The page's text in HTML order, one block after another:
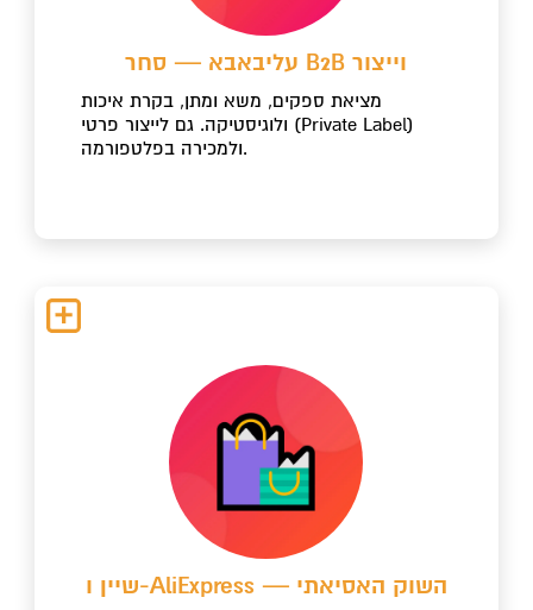
עליבאבא — סחר B2B וייצור
מציאת ספקים, משא ומתן, בקרת איכות
ולוגיסטיקה. גם לייצור פרטי (Private Label)
ולמכירה בפלטפורמה.
שיין ו-AliExpress — השוק האסיאתי